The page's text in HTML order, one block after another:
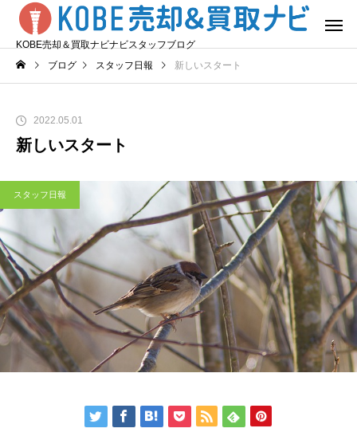
KOBE売却＆買取ナビナビスタッフブログ
ブログ
スタッフ日報 新しいスタート
2022.05.01
新しいスタート
スタッフ日報